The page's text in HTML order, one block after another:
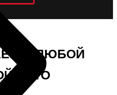
С ЛЮБОЙ
АВТО